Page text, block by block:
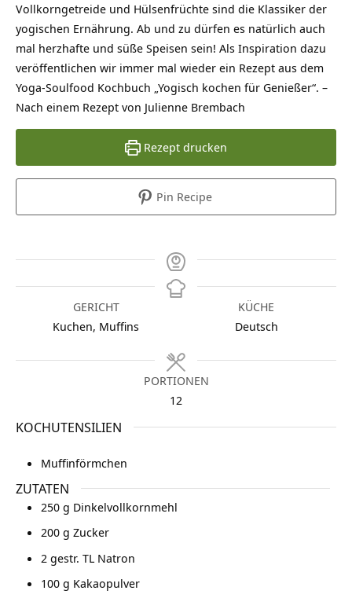
Vollkorngetreide und Hülsenfrüchte sind die Klassiker der
yogischen Ernährung. Ab und zu dürfen es natürlich auch
mal herzhafte und süße Speisen sein! Als Inspiration dazu
veröffentlichen wir immer mal wieder ein Rezept aus dem
Yoga-Soulfood Kochbuch „Yogisch kochen für Genießer“. –
Nach einem Rezept von Julienne Brembach
Rezept drucken
Pin Recipe
GERICHT
Kuchen, Muffins
KÜCHE
Deutsch
PORTIONEN
12
KOCHUTENSILIEN
Muffinförmchen
ZUTATEN
250 g Dinkelvollkornmehl
200 g Zucker
2 gestr. TL Natron
100 g Kakaopulver